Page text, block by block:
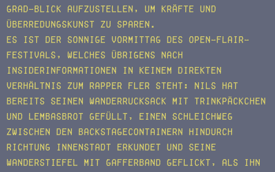
Grad-Blick aufzustellen, um Kräfte und
Überredungskunst zu sparen.
Es ist der sonnige Vormittag des Open-Flair-
Festivals, welches übrigens nach
Insiderinformationen in keinem direkten
Verhältnis zum Rapper Fler steht: Nils hat
bereits seinen Wanderrucksack mit Trinkpäckchen
und Lembasbrot gefüllt, einen Schleichweg
zwischen den Backstagecontainern hindurch
Richtung Innenstadt erkundet und seine
Wanderstiefel mit Gafferband geflickt, als ihn